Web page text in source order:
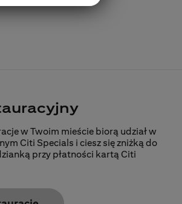
w Twoim mieście biorą udział w
Citi Specials i ciesz się zniżką do
przy płatności kartą Citi